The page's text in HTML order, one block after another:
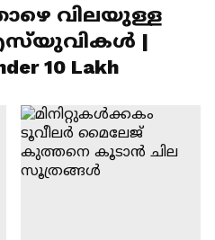
വിലയുള്ള
എസ്‍യുവികൾ |
10 Lakh